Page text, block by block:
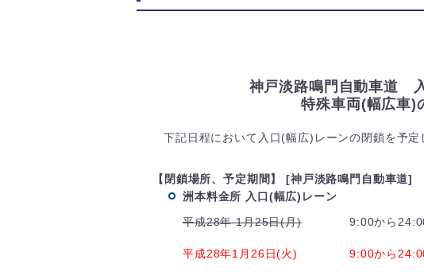
神戸淡路鳴門自動車道
特殊車両(幅広車)
下記日程において入口(幅広)レーンの閉鎖を予定
【閉鎖場所、予定期間】 [神戸淡路鳴門自動車道]
洲本料金所 入口(幅広)レーン
平成28年 1月25日(月)
9:00から
平成28年1月26日(火) 9:00から